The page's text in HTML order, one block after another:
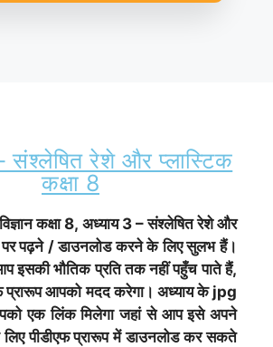
संश्लेषित रेशे और प्लास्टिक
कक्षा 8
कक्षा 8, अध्याय 3 – संश्लेषित रेशे और
पर पढ़ने / डाउनलोड करने के लिए सुलभ हैं।
इसकी भौतिक प्रति तक नहीं पहुँच पाते हैं,
प्रारूप आपको मदद करेगा। अध्याय के jpg
एक लिंक मिलेगा जहां से आप इसे अपने
पीडीएफ प्रारूप में डाउनलोड कर सकते